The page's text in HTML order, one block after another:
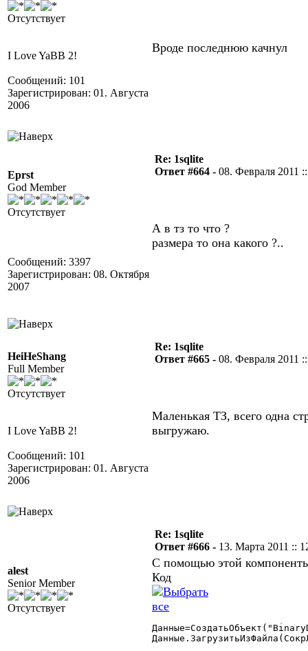
Отсутствует
I Love YaBB 2!
Сообщений: 101
Зарегистрирован: 01. Августа
2006
Вроде последнюю качнул
Eprst
God Member
Отсутствует
Сообщений: 3397
Зарегистрирован: 08. Октября
2007
Re: 1sqlite
Ответ #664 - 08. Февраля 2011
А в тз то что ?
размера то она какого ?..
HeiHeShang
Full Member
Отсутствует
I Love YaBB 2!
Сообщений: 101
Зарегистрирован: 01. Августа
2006
Re: 1sqlite
Ответ #665 - 08. Февраля 2011
Маленькая ТЗ, всего одна
выгружаю.
alest
Senior Member
Отсутствует
Re: 1sqlite
Ответ #666 - 13. Марта 2011 ::
С помощью этой
Код